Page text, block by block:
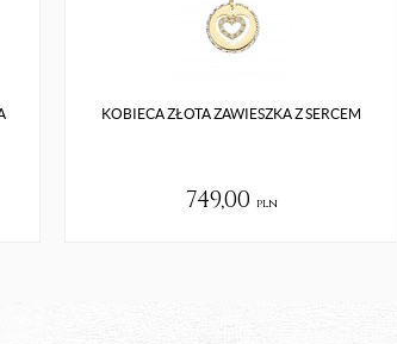
KOBIECA ZŁOTA ZAWIESZKA Z SERCEM
749,00 pln